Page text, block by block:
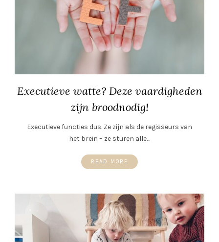
Executieve watte? Deze vaardigheden
zijn broodnodig!
Executieve functies dus. Ze zijn als de regisseurs van
het brein – ze sturen alle…
READ MORE